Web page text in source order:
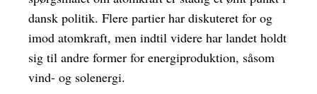
dansk politik. Flere partier har diskuteret for og
imod atomkraft, men indtil videre har landet holdt
sig til andre former for energiproduktion, såsom
vind- og solenergi.